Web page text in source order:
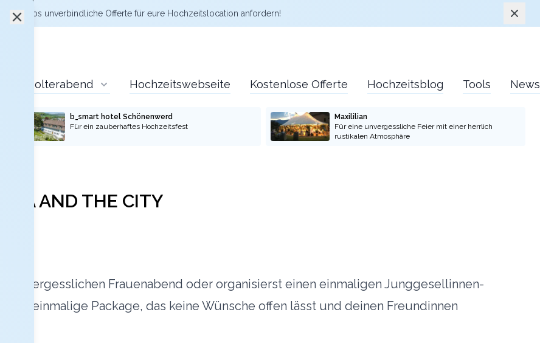
kostenlos unverbindliche Offertefür eure Hochzeitslocation anfordern!
Polterabend Hochzeitswebseite Kostenlose Offerte Hochzeitsblog Tools News
b_smart hotel Schönenwerd
Für ein zauberhaftes Hochzeitsfest
Maxililian
Für eine unvergessliche Feier mit einer herrlich
rustikalen Atmosphäre
AND THE CITY
unvergesslichen Frauenabend oder organisierst einen einmaligen Junggesellinnen-
einmalige Package, das keine Wünsche offen lässt und deinen Freundinnen